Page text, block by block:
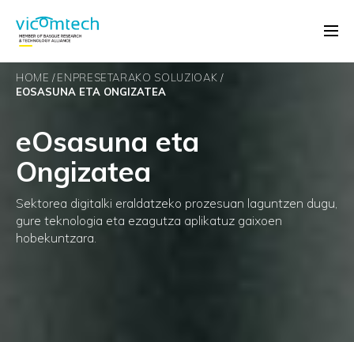
HOME
ENPRESETARAKO SOLUZIOAK
EOSASUNA ETA ONGIZATEA
eOsasuna eta
Ongizatea
Sektorea digitalki eraldatzeko prozesuan laguntzen dugu,
gure teknologia eta ezagutza aplikatuz gaixoen
hobekuntzara.